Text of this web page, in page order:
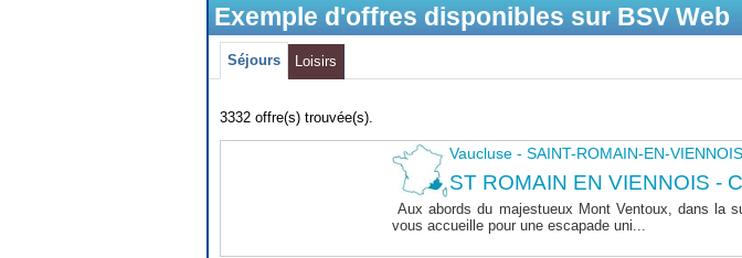
Exemple d'offres disponibles sur BSV Web
Séjours Loisirs
3332 offre(s) trouvée(s).
Vaucluse - SAINT-ROMAIN-EN-VIENNOIS
ST ROMAIN EN VIENNOIS -
Aux abords du majestueux Mont Ventoux, dans la
vous accueille pour une escapade uni...